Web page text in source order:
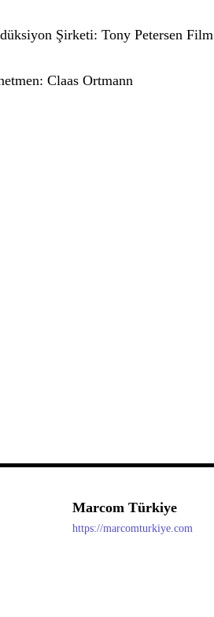
Şirketi: Tony Petersen Film
Claas Ortmann
Marcom Türkiye
https://marcomturkiye.com